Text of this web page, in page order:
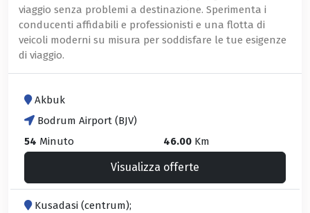
viaggio senza problemi a destinazione. Sperimenta i
conducenti affidabili e professionisti e una flotta di
veicoli moderni su misura per soddisfare le tue esigenze
di viaggio.
Akbuk
Bodrum Airport (BJV)
54 Minuto 46.00 Km
Visualizza offerte
Kusadasi (centrum);